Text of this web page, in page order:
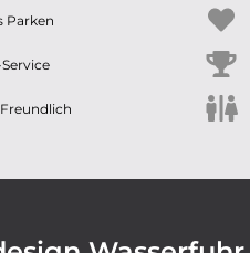
Parken